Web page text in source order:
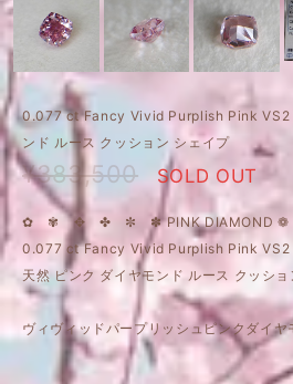
0.077 ct Fancy Vivid Purplish Pink VS2
ンド ルース クッション シェイプ
¥383,500 SOLD OUT
✿ ✾ ✥ ✤ ✼ ✽ PINK
0.077 ct Fancy Vivid Purplish Pink VS2
天然 ピンク ダイヤモンド ルース クッシ
ヴィヴィッドパープリッシュピンクダイヤ